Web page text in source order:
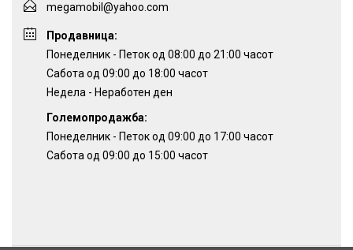
megamobil@yahoo.com
Продавница:
Понеделник - Петок од 08:00 до 21:00 часот
Сабота од 09:00 до 18:00 часот
Недела - Неработен ден
Големопродажба:
Понеделник - Петок од 09:00 до 17:00 часот
Сабота од 09:00 до 15:00 часот